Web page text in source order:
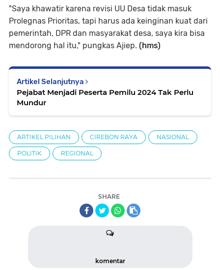
"Saya khawatir karena revisi UU Desa tidak masuk
Prolegnas Prioritas, tapi harus ada keinginan kuat dari
pemerintah, DPR dan masyarakat desa, saya kira bisa
mendorong hal itu," pungkas Ajiep. (hms)
Artikel Selanjutnya
Pejabat Menjadi Peserta Pemilu 2024 Tak Perlu
Mundur
ARTIKEL PILIHAN CIREBON RAYA NASIONAL
POLITIK REGIONAL
SHARE
komentar